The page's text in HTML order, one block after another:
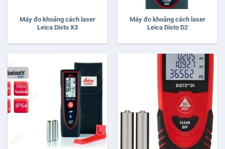
Máy đo khoảng cách laser
Leica Disto X3
Máy đo khoảng cách laser
Leica Disto D2